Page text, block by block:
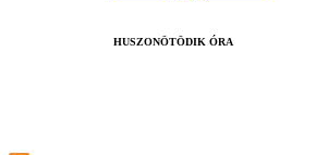
HUSZONÖTÖDIK ÓRA